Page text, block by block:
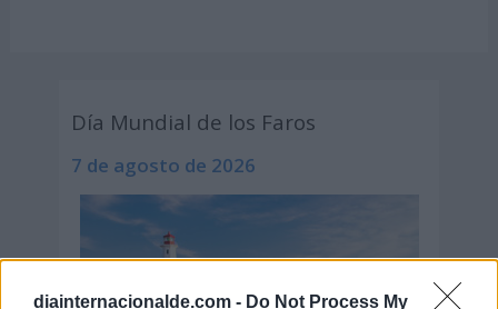
diainternacionalde.com - Do Not Process My
Día Mundial de los Faros
7 de agosto de 2026